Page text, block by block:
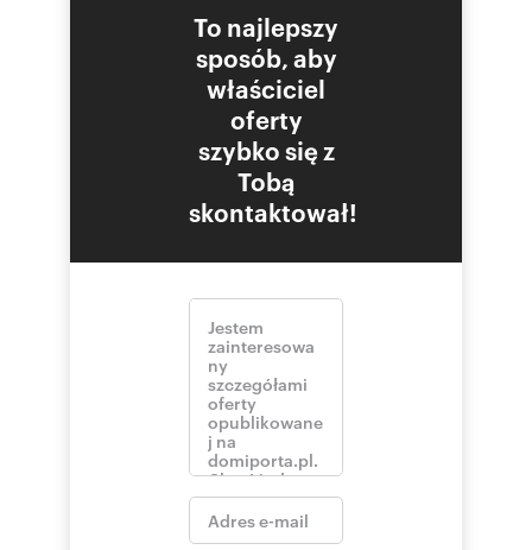
To najlepszy
sposób, aby
właściciel
oferty
szybko się z
Tobą
skontaktował!